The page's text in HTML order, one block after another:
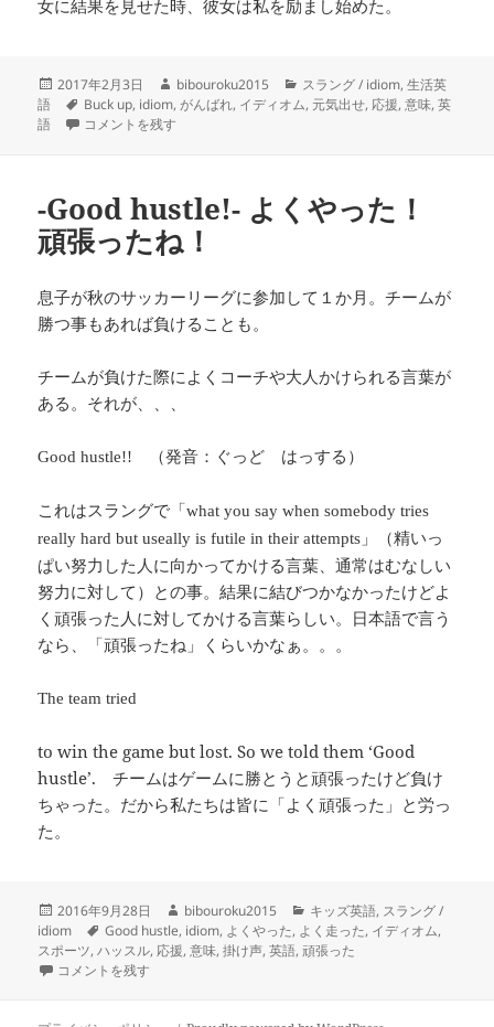
女に結果を見せた時、彼女は私を励まし始めた。
投
稿
日:
2017年2月3日
作
成
bibouroku2015
カ
テ
スラング / idiom,生活英
語
タ
グ
Buck up, idiom,がんばれ, イディオム, 元気出せ, 応援,意味,英
語
-Buck up!- がんばれ！元気出せ！ に
コメントを残す
-Good hustle!- よくやった！
頑張ったね！
息子が秋のサッカーリーグに参加して１か月。チームが
勝つ事もあれば負けることも。
チームが負けた際によくコーチや大人かけられる言葉が
ある。それが、、、
Good hustle!! （発音：ぐっど はっする）
これはスラングで「what you say when somebody tries
really hard but useally is futile in their attempts 」（精いっ
ぱい努力した人に向かってかける言葉、通常はむなしい
努力に対して）との事。結果に結びつかなかったけどよ
く頑張った人に対してかける言葉らしい。日本語で言う
なら、「頑張ったね」くらいかなぁ。。。
The team tried
to win the game but lost. So we told them ‘Good
hustle’. チームはゲームに勝とうと頑張ったけど負け
ちゃった。だから私たちは皆に「よく頑張った」と労っ
た。
投
稿
日:
2016年9月28日
作
成
者
bibouroku2015
カ
テ
ゴ
キッズ英語, スラング /
idiom
タ
グ
Good hustle, idiom, よくやった, よく走った, イディオム,
スポーツ,ハッスル, 応援,意味,掛け声,英語,頑張った
-Good hustle!- よくやった！ 頑張ったね！ に
コメントを残す